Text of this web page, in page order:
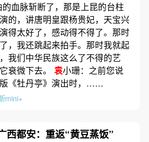
血脉斩断了，那是上昆的台柱
的，讲唐明皇跟杨贵妃，天宝兴
得太好了，感动得不得了。那时
，我还跳起来拍手。那时我就起
我们中华民族这么了不得的艺
衰微下去。 袁小珊：之前您说
《牡丹亭》演出时，……
mini+
西都安：重返“黄豆蒸饭”